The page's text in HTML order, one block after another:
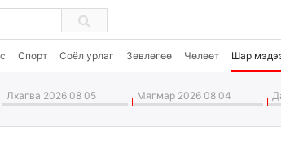
Спорт Соёл урлаг Зөвлөгөө Чөлөөт Шар
Лхагва 2026 08 05 Мягмар 2026 08 04